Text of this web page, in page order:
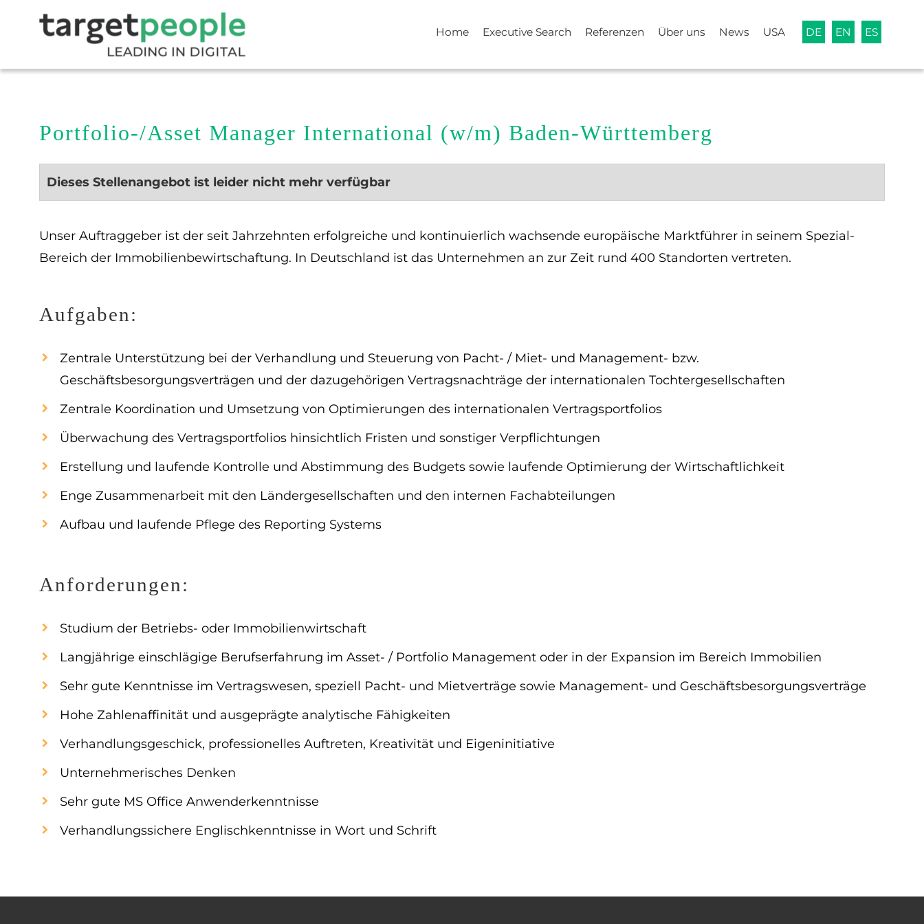
Home Executive Search Referenzen Über uns News USA DE EN ES
Portfolio-/Asset Manager International (w/m) Baden-Württemberg
Dieses Stellenangebot ist leider nicht mehr verfügbar
Unser Auftraggeber ist der seit Jahrzehnten erfolgreiche und kontinuierlich wachsende europäische Marktführer in seinem Spezial-
Bereich der Immobilienbewirtschaftung. In Deutschland ist das Unternehmen an zur Zeit rund 400 Standorten vertreten.
Aufgaben:
Zentrale Unterstützung bei der Verhandlung und Steuerung von Pacht- / Miet- und Management- bzw.
Geschäftsbesorgungsverträgen und der dazugehörigen Vertragsnachträge der internationalen Tochtergesellschaften
Zentrale Koordination und Umsetzung von Optimierungen des internationalen Vertragsportfolios
Überwachung des Vertragsportfolios hinsichtlich Fristen und sonstiger Verpflichtungen
Erstellung und laufende Kontrolle und Abstimmung des Budgets sowie laufende Optimierung der Wirtschaftlichkeit
Enge Zusammenarbeit mit den Ländergesellschaften und den internen Fachabteilungen
Aufbau und laufende Pflege des Reporting Systems
Anforderungen:
Studium der Betriebs- oder Immobilienwirtschaft
Langjährige einschlägige Berufserfahrung im Asset- / Portfolio Management oder in der Expansion im Bereich Immobilien
Sehr gute Kenntnisse im Vertragswesen, speziell Pacht- und Mietverträge sowie Management- und Geschäftsbesorgungsverträge
Hohe Zahlenaffinität und ausgeprägte analytische Fähigkeiten
Verhandlungsgeschick, professionelles Auftreten, Kreativität und Eigeninitiative
Unternehmerisches Denken
Sehr gute MS Office Anwenderkenntnisse
Verhandlungssichere Englischkenntnisse in Wort und Schrift